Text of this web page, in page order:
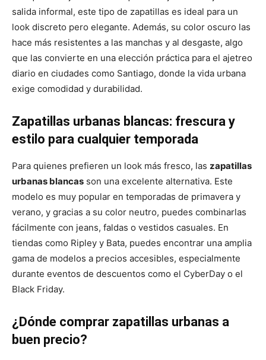
salida informal, este tipo de zapatillas es ideal para un
look discreto pero elegante. Además, su color oscuro las
hace más resistentes a las manchas y al desgaste, algo
que las convierte en una elección práctica para el ajetreo
diario en ciudades como Santiago, donde la vida urbana
exige comodidad y durabilidad.
Zapatillas urbanas blancas: frescura y
estilo para cualquier temporada
Para quienes prefieren un look más fresco, las zapatillas
urbanas blancas son una excelente alternativa. Este
modelo es muy popular en temporadas de primavera y
verano, y gracias a su color neutro, puedes combinarlas
fácilmente con jeans, faldas o vestidos casuales. En
tiendas como Ripley y Bata, puedes encontrar una amplia
gama de modelos a precios accesibles, especialmente
durante eventos de descuentos como el CyberDay o el
Black Friday.
¿Dónde comprar zapatillas urbanas a
buen precio?